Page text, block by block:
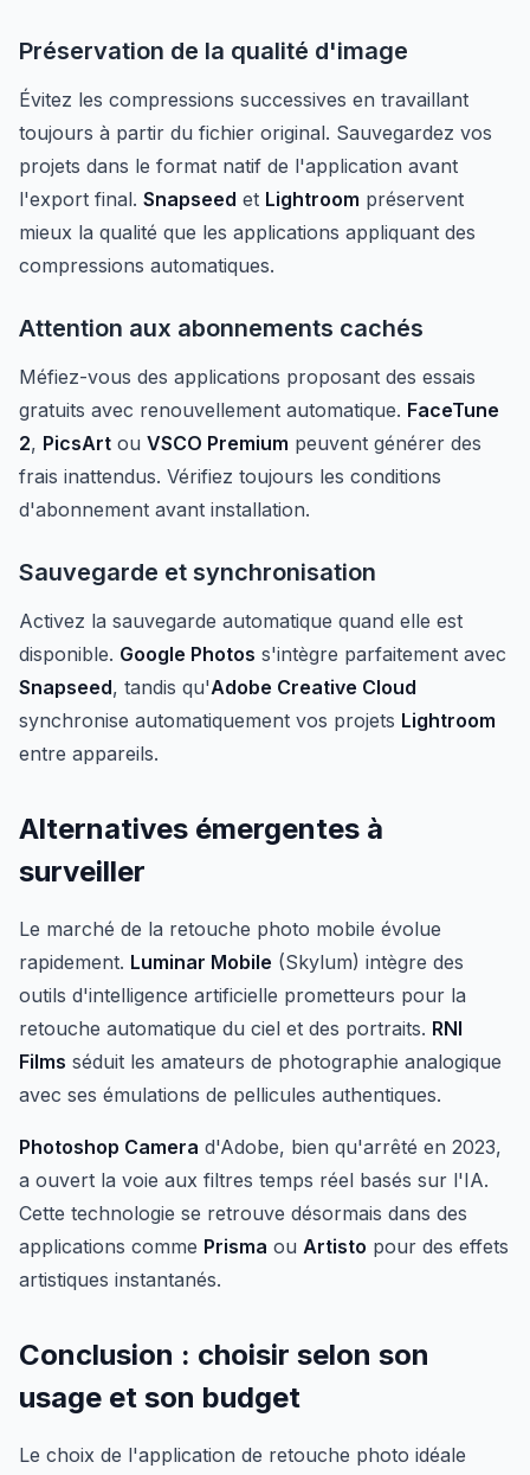
Préservation de la qualité d'image
Évitez les compressions successives en travaillant
toujours à partir du fichier original. Sauvegardez vos
projets dans le format natif de l'application avant
l'export final. Snapseed et Lightroom préservent
mieux la qualité que les applications appliquant des
compressions automatiques.
Attention aux abonnements cachés
Méfiez-vous des applications proposant des essais
gratuits avec renouvellement automatique. FaceTune
2, PicsArt ou VSCO Premium peuvent générer des
frais inattendus. Vérifiez toujours les conditions
d'abonnement avant installation.
Sauvegarde et synchronisation
Activez la sauvegarde automatique quand elle est
disponible. Google Photos s'intègre parfaitement avec
Snapseed, tandis qu'Adobe Creative Cloud
synchronise automatiquement vos projets Lightroom
entre appareils.
Alternatives émergentes à
surveiller
Le marché de la retouche photo mobile évolue
rapidement. Luminar Mobile (Skylum) intègre des
outils d'intelligence artificielle prometteurs pour la
retouche automatique du ciel et des portraits. RNI
Films séduit les amateurs de photographie analogique
avec ses émulations de pellicules authentiques.
Photoshop Camera d'Adobe, bien qu'arrêté en 2023,
a ouvert la voie aux filtres temps réel basés sur l'IA.
Cette technologie se retrouve désormais dans des
applications comme Prisma ou Artisto pour des effets
artistiques instantanés.
Conclusion : choisir selon son
usage et son budget
Le choix de l'application de retouche photo idéale